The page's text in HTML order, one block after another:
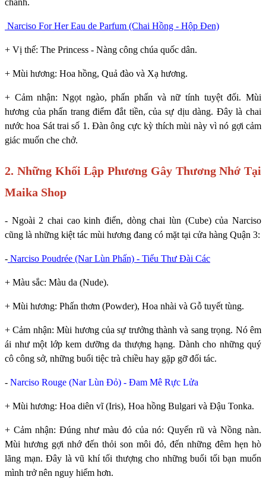
Narciso For Her Eau de Parfum (Chai Hồng - Hộp Đen)
+ Vị thế: The Princess - Nàng công chúa quốc dân.
+ Mùi hương: Hoa hồng, Quả đào và Xạ hương.
+ Cảm nhận: Ngọt ngào, phấn phấn và nữ tính tuyệt đối. Mùi
hương của phấn trang điểm đắt tiền, của sự dịu dàng. Đây là chai
nước hoa Sát trai số 1. Đàn ông cực kỳ thích mùi này vì nó gợi cảm
giác muốn che chở.
2. Những Khối Lập Phương Gây Thương Nhớ Tại
Maika Shop
- Ngoài 2 chai cao kinh điển, dòng chai lùn (Cube) của Narciso
cũng là những kiệt tác mùi hương đang có mặt tại cửa hàng Quận 3:
- Narciso Poudrée (Nar Lùn Phấn) - Tiểu Thư Đài Các
+ Màu sắc: Màu da (Nude).
+ Mùi hương: Phấn thơm (Powder), Hoa nhài và Gỗ tuyết tùng.
+ Cảm nhận: Mùi hương của sự trưởng thành và sang trọng. Nó êm
ái như một lớp kem dưỡng da thượng hạng. Dành cho những quý
cô công sở, những buổi tiệc trà chiều hay gặp gỡ đối tác.
- Narciso Rouge (Nar Lùn Đỏ) - Đam Mê Rực Lửa
+ Mùi hương: Hoa diên vĩ (Iris), Hoa hồng Bulgari và Đậu Tonka.
+ Cảm nhận: Đúng như màu đỏ của nó: Quyến rũ và Nồng nàn.
Mùi hương gợi nhớ đến thỏi son môi đỏ, đến những đêm hẹn hò
lãng mạn. Đây là vũ khí tối thượng cho những buổi tối bạn muốn
mình trở nên nguy hiểm hơn.